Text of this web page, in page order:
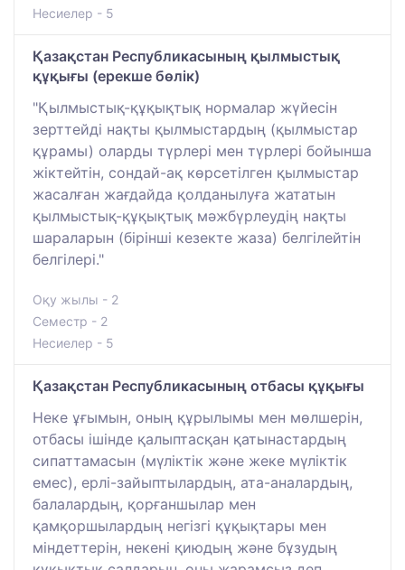
Несиелер - 5
Қазақстан Республикасының қылмыстық
құқығы (ерекше бөлік)
"Қылмыстық-құқықтық нормалар жүйесін
зерттейді нақты қылмыстардың (қылмыстар
құрамы) оларды түрлері мен түрлері бойынша
жіктейтін, сондай-ақ көрсетілген қылмыстар
жасалған жағдайда қолданылуға жататын
қылмыстық-құқықтық мәжбүрлеудің нақты
шараларын (бірінші кезекте жаза) белгілейтін
белгілері."
Оқу жылы - 2
Семестр - 2
Несиелер - 5
Қазақстан Республикасының отбасы құқығы
Неке ұғымын, оның құрылымы мен мөлшерін,
отбасы ішінде қалыптасқан қатынастардың
сипаттамасын (мүліктік және жеке мүліктік
емес), ерлі-зайыптылардың, ата-аналардың,
балалардың, қорғаншылар мен
қамқоршылардың негізгі құқықтары мен
міндеттерін, некені қиюдың және бұзудың